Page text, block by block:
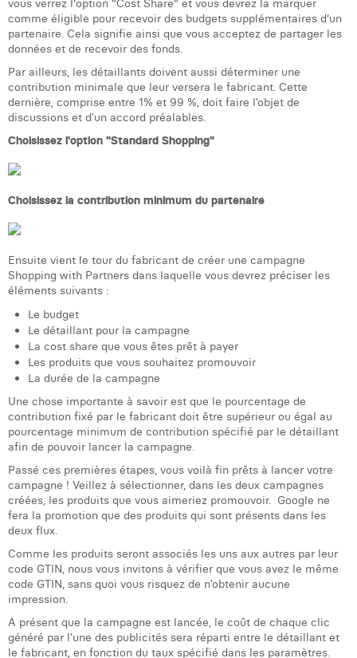
vous verrez l'option "Cost Share" et vous devrez la marquer
comme éligible pour recevoir des budgets supplémentaires d'un
partenaire. Cela signifie ainsi que vous acceptez de partager les
données et de recevoir des fonds.
Par ailleurs, les détaillants doivent aussi déterminer une
contribution minimale que leur versera le fabricant. Cette
dernière, comprise entre 1% et 99 %, doit faire l’objet de
discussions et d’un accord préalables.
Choisissez l'option "Standard Shopping"
Choisissez la contribution minimum du partenaire
Ensuite vient le tour du fabricant de créer une campagne
Shopping with Partners dans laquelle vous devrez préciser les
éléments suivants :
Le budget
Le détaillant pour la campagne
La cost share que vous êtes prêt à payer
Les produits que vous souhaitez promouvoir
La durée de la campagne
Une chose importante à savoir est que le pourcentage de
contribution fixé par le fabricant doit être supérieur ou égal au
pourcentage minimum de contribution spécifié par le détaillant
afin de pouvoir lancer la campagne.
Passé ces premières étapes, vous voilà fin prêts à lancer votre
campagne ! Veillez à sélectionner, dans les deux campagnes
créées, les produits que vous aimeriez promouvoir. Google ne
fera la promotion que des produits qui sont présents dans les
deux flux.
Comme les produits seront associés les uns aux autres par leur
code GTIN, nous vous invitons à vérifier que vous avez le même
code GTIN, sans quoi vous risquez de n’obtenir aucune
impression.
A présent que la campagne est lancée, le coût de chaque clic
généré par l’une des publicités sera réparti entre le détaillant et
le fabricant, en fonction du taux spécifié dans les paramètres.